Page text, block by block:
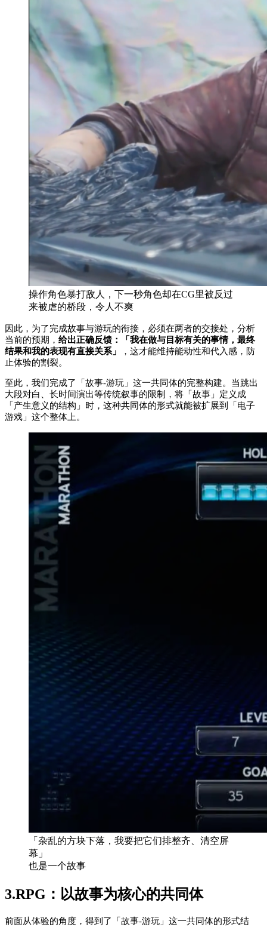
操作角色暴打敌人，下一秒角色却在CG里被反过
来被虐的桥段，令人不爽
因此，为了完成故事与游玩的衔接，必须在两者的交接处，分析
当前的预期， 给出正确反馈：「我在做与目标有关的事情，最终
结果和我的表现有直接关系」
，这才能维持能动性和代入感，防
止体验的割裂。
至此，我们完成了「故事-游玩」这一共同体的完整构建。当跳出
大段对白、长时间演出等传统叙事的限制，将「故事」定义成
「产生意义的结构」时，这种共同体的形式就能被扩展到「电子
游戏」这个整体上。
「杂乱的方块下落，我要把它们排整齐、清空屏
幕」
也是一个故事
3.RPG：以故事为核心的共同体
前面从体验的角度，得到了「故事-游玩」这一共同体的形式结